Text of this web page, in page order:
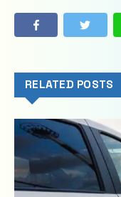
RELATED POSTS